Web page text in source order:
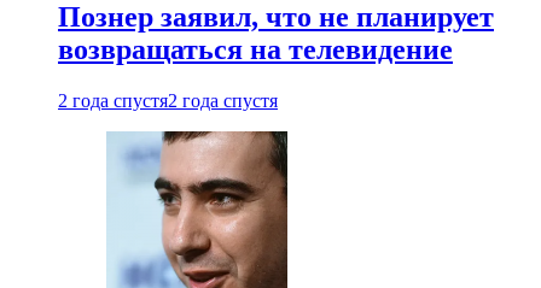
Познер заявил, что не планирует
возвращаться на телевидение
2 года спустя2 года спустя